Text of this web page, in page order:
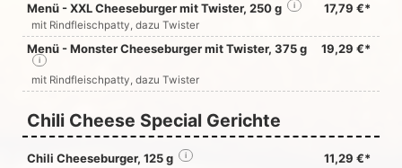
Menü - XXL Cheeseburger mit Twister, 250 g 17,79 €*
i
mit Rindfleischpatty, dazu Twister
Menü - Monster Cheeseburger mit Twister, 375 g 19,29 €*
i
mit Rindfleischpatty, dazu Twister
Chili Cheese Special Gerichte
Chili Cheeseburger, 125 g 11,29 €*
i